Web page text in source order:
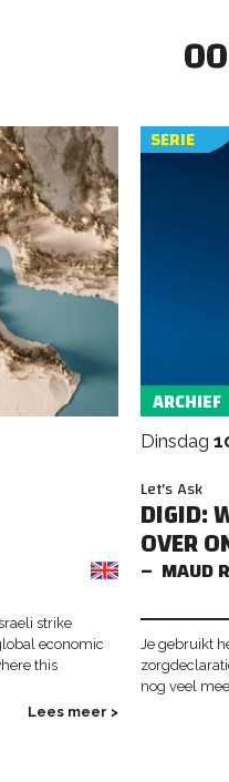
strike
economic
this
Lees meer >
SERIE
ARCHIEF
dinsdag
Let's Ask
DIGID:
OVER
MAUD
Je gebruikt
nog veel